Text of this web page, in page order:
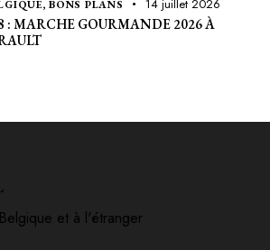
BONS PLANS
14 juillet 2026
: MARCHE GOURMANDE 2026 À
et à l'étranger